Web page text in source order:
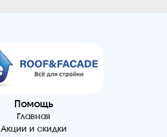
Помощь
Главная
Акции и скидки